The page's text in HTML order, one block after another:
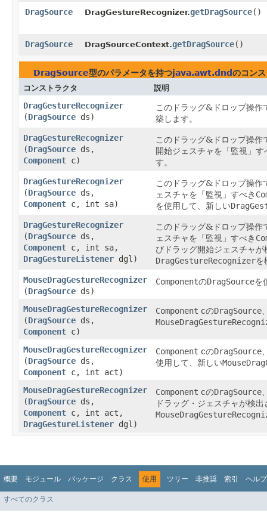
DragSource DragGestureRecognizer.getDragSource()
DragSource DragSourceContext.getDragSource()
DragSource型のパラメータを持つjava.awt.dndのコン
コンストラクタ 説明
DragGestureRecognizer
(DragSource ds)
このドラッグ&ドロップ操作
築します。
DragGestureRecognizer
(DragSource ds,
Component c)
このドラッグ&ドロップ操作
開始ジェスチャを「監視」す
す。
DragGestureRecognizer
(DragSource ds,
Component c, int sa)
このドラッグ&ドロップ操作
ェスチャを「監視」すべき
を使用して、新しい
DragGestureRecognizer
(DragSource ds,
Component c, int sa,
DragGestureListener dgl)
このドラッグ&ドロップ操作
ェスチャを「監視」すべき
びドラッグ開始ジェスチャ
DragGestureRecognizerを
MouseDragGestureRecognizer
(DragSource ds)
ComponentのDragSourceを
MouseDragGestureRecognizer
(DragSource ds,
Component c)
Component cのDragSource
MouseDragGestureRecognizer
(DragSource ds,
Component c, int act)
Component cのDragSource
使用して、新しい
MouseDragGestureRecognizer
(DragSource ds,
Component c, int act,
DragGestureListener dgl)
Component cのDragSource
ドラッグ・ジェスチャが検
概要 モジュール パッケージ クラス 使用 ツリー 非推奨 索引 ヘルプ
すべてのクラス